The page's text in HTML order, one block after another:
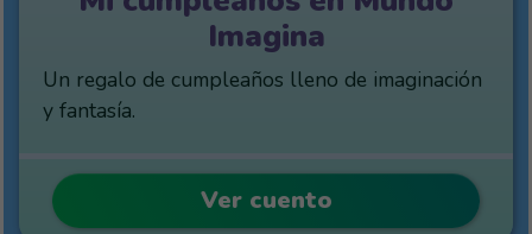
Imagina
Un regalo de cumpleaños lleno de imaginación
y fantasía.
Ver cuento